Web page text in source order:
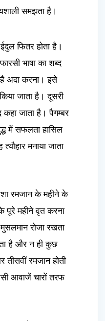
समझता है।
फितर होता है।
भाषा का शब्द
है अदा करना। इसे
जाता है। दूसरी
कहा जाता है। पैगम्बर
में सफलता हासिल
मनाया जाता
रमजान के महीने के
केपूरे महीने वृत करना
रोजा रखता
है और न ही कुछ
तीसवीं रमजान होती
आवाजें चारों तरफ